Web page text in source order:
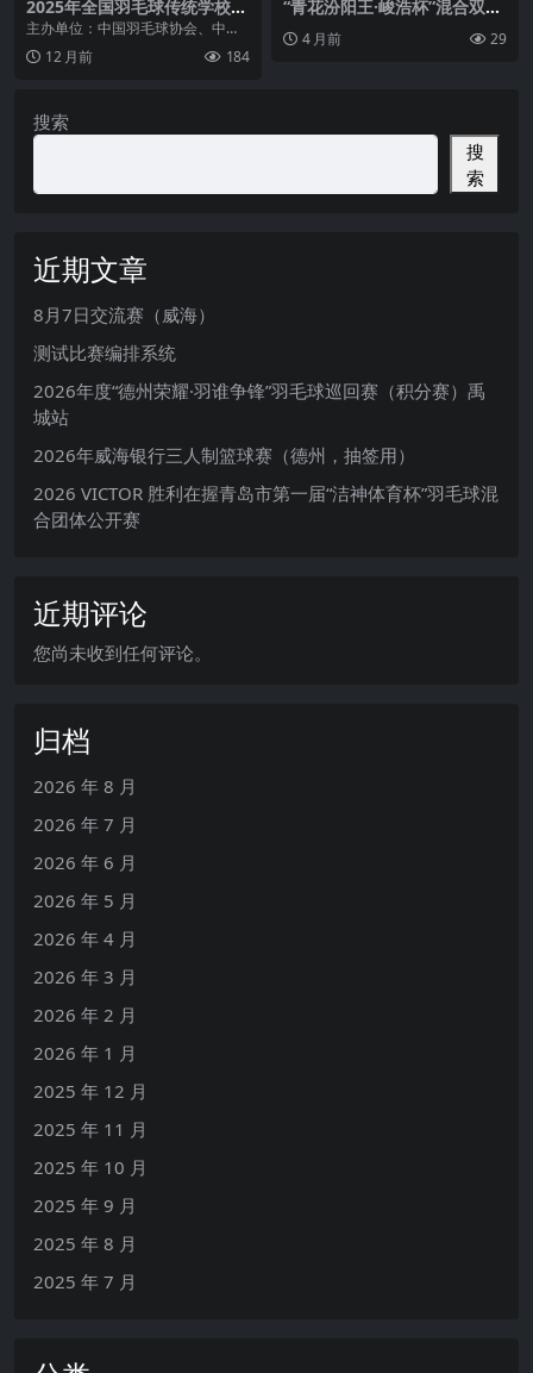
2025年全国羽毛球传统学校比
赛（高中组、初中组、小学
组）
主办单位：中国羽毛球协会、中国
学生体育联合会 比赛时间：2025年
10月25-1...
12 月前 184
“青花汾阳王·峻浩杯”混合双打
4 月前 29
搜索
搜
索
近期文章
8月7日交流赛（威海）
测试比赛编排系统
2026年度“德州荣耀·羽谁争锋”羽毛球巡回赛（积分赛）禹
城站
2026年威海银行三人制篮球赛（德州，抽签用）
2026 VICTOR 胜利在握青岛市第一届“洁神体育杯”羽毛球混
合团体公开赛
近期评论
您尚未收到任何评论。
归档
2026 年 8 月
2026 年 7 月
2026 年 6 月
2026 年 5 月
2026 年 4 月
2026 年 3 月
2026 年 2 月
2026 年 1 月
2025 年 12 月
2025 年 11 月
2025 年 10 月
2025 年 9 月
2025 年 8 月
2025 年 7 月